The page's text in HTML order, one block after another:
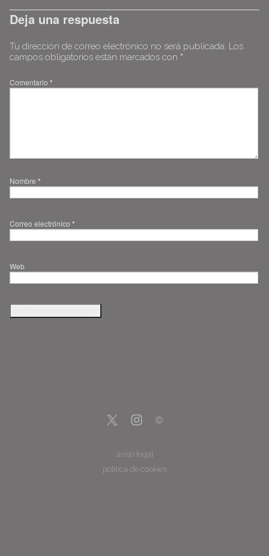
Deja una respuesta
Tu dirección de correo electrónico no será publicada. Los
campos obligatorios están marcados con *
Comentario *
Nombre *
Correo electrónico *
Web
aviso legal
política de cookies